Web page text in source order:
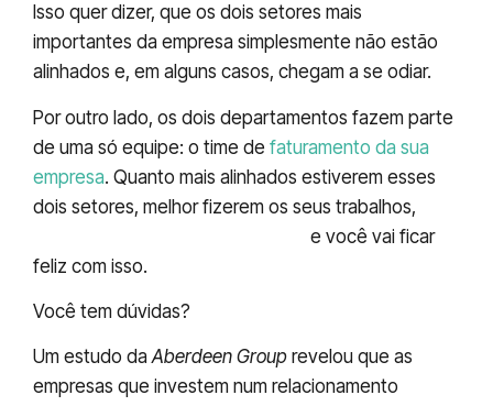
Isso quer dizer, que os dois setores mais
importantes da empresa simplesmente não estão
alinhados e, em alguns casos, chegam a se odiar.
Por outro lado, os dois departamentos fazem parte
de uma só equipe: o time de faturamento da sua
empresa. Quanto mais alinhados estiverem esses
dois setores, melhor fizerem os seus trabalhos,
e você vai ficar
feliz com isso.
Você tem dúvidas?
Um estudo daAberdeen Group revelou que as
empresas que investem num relacionamento